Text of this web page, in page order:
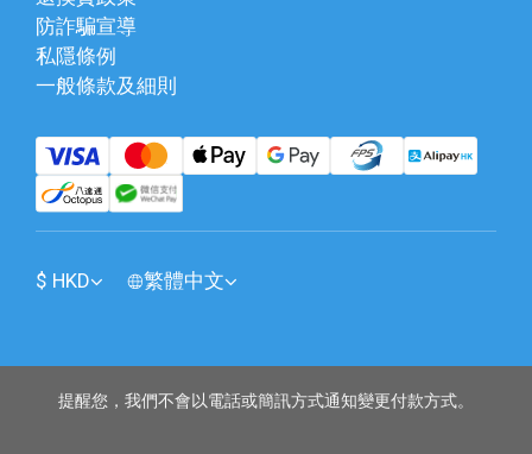
防詐騙宣導
私隱條例
一般條款及細則
$ HKD 繁體中文
提醒您，我們不會以電話或簡訊方式通知變更付款方式。